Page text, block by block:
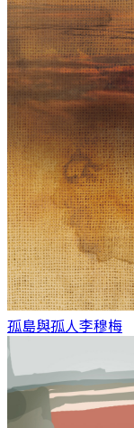
孤島與孤人李穆梅